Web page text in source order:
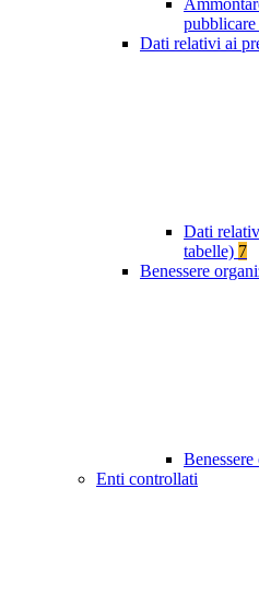
Dati relativi ai
Dati
tabelle) 7
Benessere
Enti controllati